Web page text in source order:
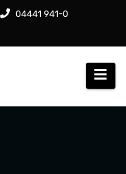
04441 941-0